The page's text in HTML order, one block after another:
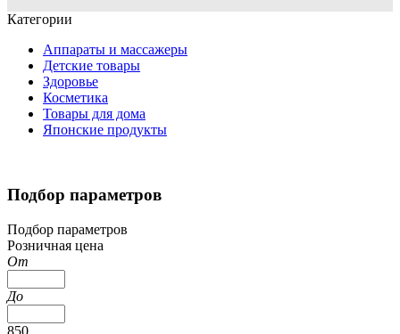
Категории
Аппараты и массажеры
Детские товары
Здоровье
Косметика
Товары для дома
Японские продукты
Подбор параметров
Подбор параметров
Розничная цена
От
До
850